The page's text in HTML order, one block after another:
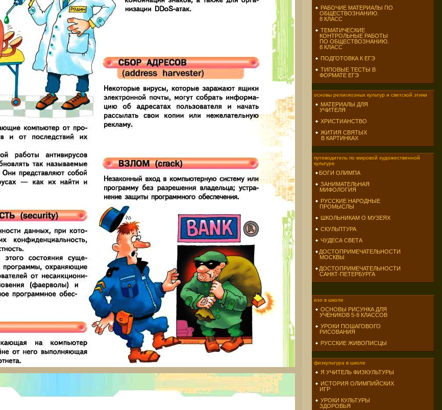
РАБОЧИЕ МАТЕРИАЛЫ ПО
ОБЩЕСТВОЗНАНИЮ.
8 КЛАСС
ТЕМАТИЧЕСКИЕ
КОНТРОЛЬНЫЕ РАБОТЫ
ПО ОБЩЕСТВОЗНАНИЮ.
8 КЛАСС
ПОДГОТОВКА К ЕГЭ
ТИПОВЫЕ ТЕСТЫ В
ФОРМАТЕ ЕГЭ
основы религиозных культур и светской этики
МАТЕРИАЛЫ ДЛЯ
УЧИТЕЛЯ
ХРИСТИАНСТВО
ЖИТИЯ СВЯТЫХ
В КАРТИНКАХ
путеводитель по мировой художественной
культуре
БОГИ ОЛИМПА
ЗАНИМАТЕЛЬНАЯ
МИФОЛОГИЯ
РУССКИЕ НАРОДНЫЕ
ПРОМЫСЛЫ
ШКОЛЬНИКАМ О МУЗЕЯХ
СКУЛЬПТУРА
ЧУДЕСА СВЕТА
ДОСТОПРИМЕЧАТЕЛЬНОСТИ
МОСКВЫ
ДОСТОПРИМЕЧАТЕЛЬНОСТИ
САНКТ-ПЕТЕРБУРГА
изо в школе
ОСНОВЫ РИСУНКА ДЛЯ
УЧЕНИКОВ 5-8 КЛАССОВ
УРОКИ ПОШАГОВОГО
РИСОВАНИЯ
РУССКИЕ ЖИВОПИСЦЫ
физкультура в школе
Я УЧИТЕЛЬ ФИЗКУЛЬТУРЫ
ИСТОРИЯ ОЛИМПИЙСКИХ
ИГР
УРОКИ КУЛЬТУРЫ
ЗДОРОВЬЯ